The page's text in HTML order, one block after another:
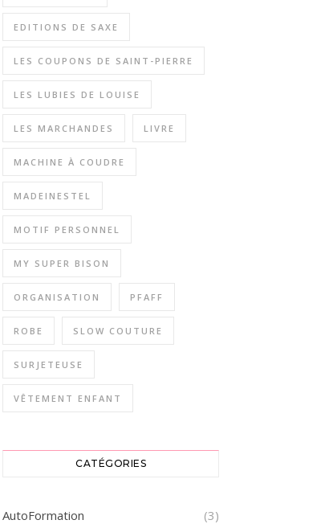
EDITIONS DE SAXE
LES COUPONS DE SAINT-PIERRE
LES LUBIES DE LOUISE
LES MARCHANDES LIVRE
MACHINE À COUDRE
MADEINESTEL
MOTIF PERSONNEL
MY SUPER BISON
ORGANISATION PFAFF
ROBE SLOW COUTURE
SURJETEUSE
VÊTEMENT ENFANT
CATÉGORIES
AutoFormation (3)